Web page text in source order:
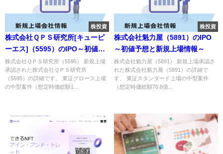
株投資
株式会社ＱＰＳ研究所[キューピ
ーエス]（5595）のIPO～初値予
想と新規上場情報～
株式会社ＱＰＳ研究所（5595） 新規上場
承認された株式会社ＱＰＳ研究所
（5595）の詳細です。 東証グロース上場
の中型案件（想定時価総額1...
株投資
株式会社魁力屋（5891）のIPO
～初値予想と新規上場情報～
株式会社魁力屋（5891） 新規上場承認さ
れた株式会社魁力屋（5891）の詳細で
す。 東証スタンダード上場の中型案件
（想定時価総額70.8億...